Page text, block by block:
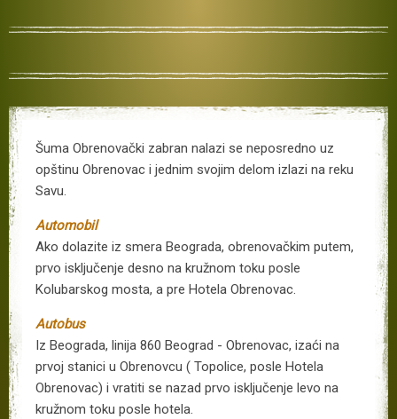
Šuma Obrenovački zabran nalazi se neposredno uz
opštinu Obrenovac i jednim svojim delom izlazi na reku
Savu.
Automobil
Ako dolazite iz smera Beograda, obrenovačkim putem,
prvo isključenje desno na kružnom toku posle
Kolubarskog mosta, a pre Hotela Obrenovac.
Autobus
Iz Beograda, linija 860 Beograd - Obrenovac, izaći na
prvoj stanici u Obrenovcu ( Topolice, posle Hotela
Obrenovac) i vratiti se nazad prvo isključenje levo na
kružnom toku posle hotela.